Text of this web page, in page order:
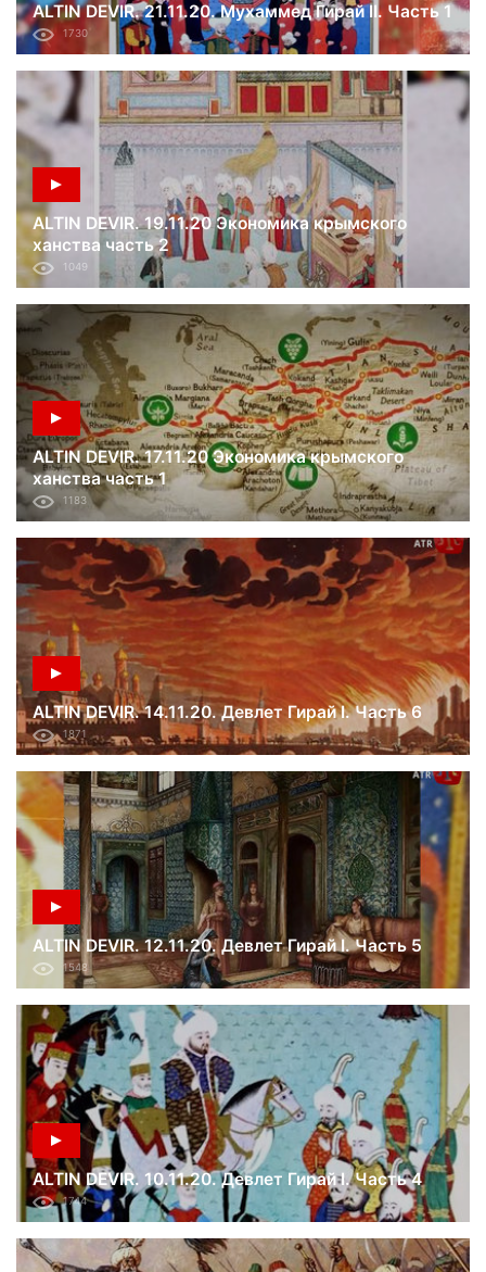
ALTIN DEVIR. 21.11.20. Мухаммед Гирай II. Часть 1
1730
ALTIN DEVIR. 19.11.20 Экономика крымского
ханства часть 2
1049
ALTIN DEVIR. 17.11.20 Экономика крымского
ханства часть 1
1183
ALTIN DEVIR. 14.11.20. Девлет Гирай I. Часть 6
1871
ALTIN DEVIR. 12.11.20. Девлет Гирай I. Часть 5
1548
ALTIN DEVIR. 10.11.20. Девлет Гирай I. Часть 4
1744